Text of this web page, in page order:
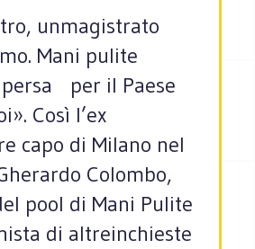
unmagistrato
Mani pulite
persa per il Paese
Così l’ex
capo di Milano nel
Colombo,
pool di Mani Pulite
di altreinchieste